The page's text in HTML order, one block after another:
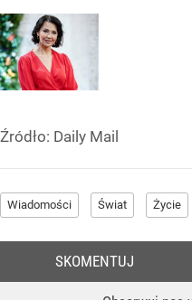
Źródło: Daily Mail
Wiadomości Świat Życie
SKOMENTUJ